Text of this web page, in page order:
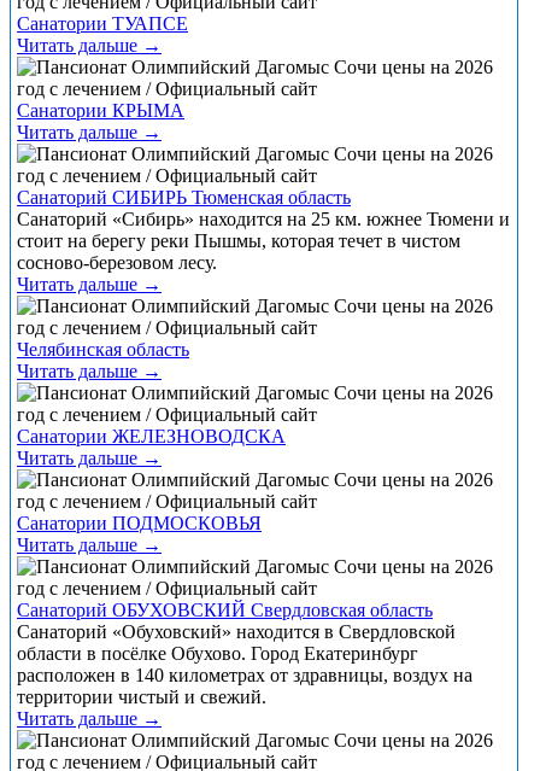
Санатории ТУАПСЕ
Читать дальше →
Санатории КРЫМА
Читать дальше →
Санаторий СИБИРЬ Тюменская область
Санаторий «Сибирь» находится на 25 км. южнее Тюмени и
стоит на берегу реки Пышмы, которая течет в чистом
сосново-березовом лесу.
Читать дальше →
Челябинская область
Читать дальше →
Санатории ЖЕЛЕЗНОВОДСКА
Читать дальше →
Санатории ПОДМОСКОВЬЯ
Читать дальше →
Санаторий ОБУХОВСКИЙ Свердловская область
Санаторий «Обуховский» находится в Свердловской
области в посёлке Обухово. Город Екатеринбург
расположен в 140 километрах от здравницы, воздух на
территории чистый и свежий.
Читать дальше →